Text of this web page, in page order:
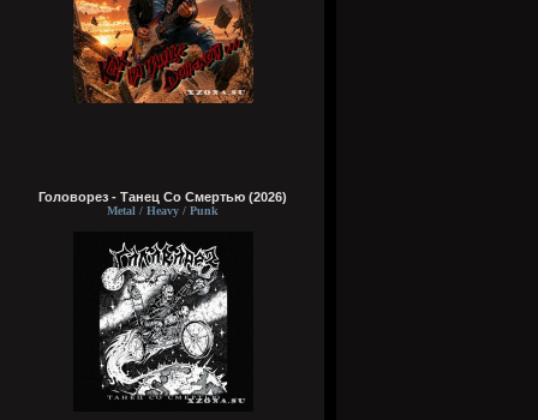
Головорез - Tанец Со Смертью (2026)
Metal / Heavy / Punk